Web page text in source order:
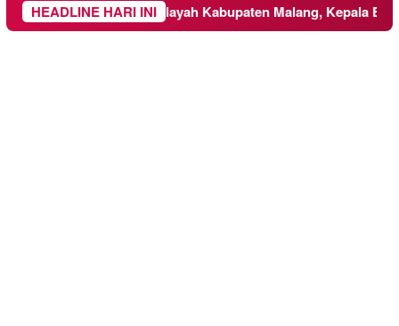
HEADLINE HARI INI
TNBTS Meluas ke Wilayah Kabupaten Malang, Kepala BNPB